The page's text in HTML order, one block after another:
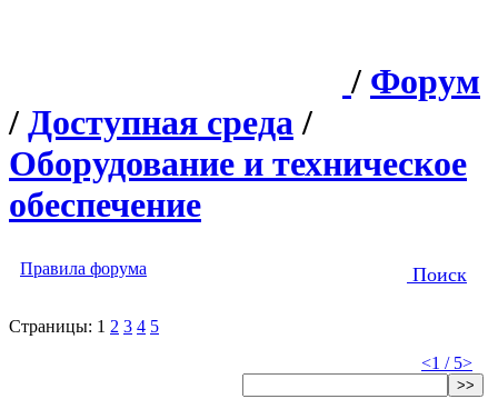
/ Форум
/ Доступная среда /
Оборудование и техническое
обеспечение
Правила форума Поиск
Страницы: 1 2 3 4 5
<1 / 5>
>>